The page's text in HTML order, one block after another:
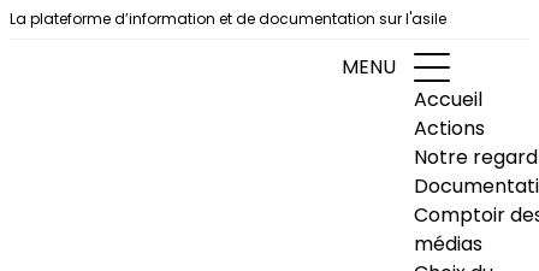
Aller au contenu
La plateforme d’information et de documentation sur l'asile
MENU
Accueil
Actions
Notre regard
Comptoir
médias